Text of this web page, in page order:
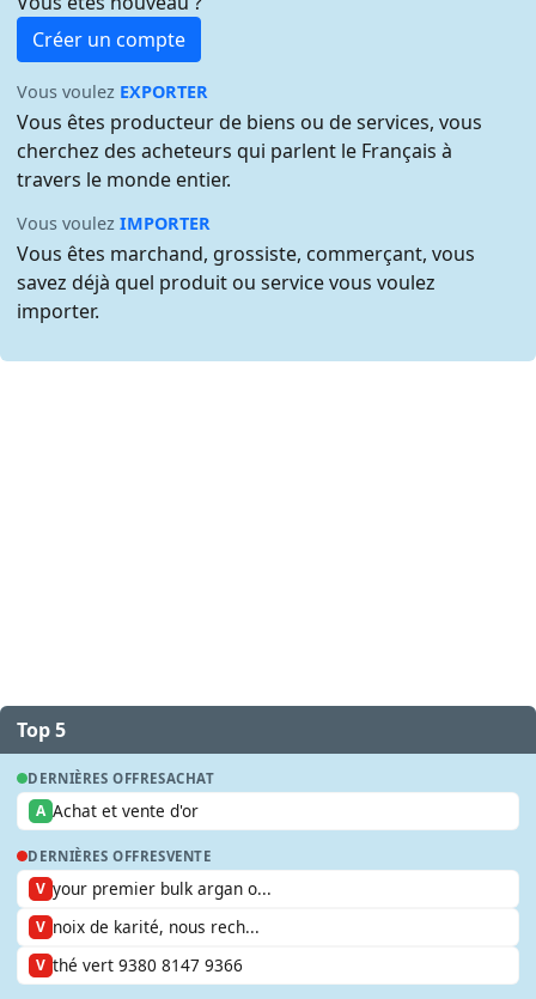
Créer un compte
Vous voulez EXPORTER
Vous êtes producteur de biens ou de services, vous
cherchez des acheteurs qui parlent le Français à
travers le monde entier.
Vous voulezIMPORTER
Vous êtes marchand, grossiste, commerçant, vous
savez déjà quel produit ou service vous voulez
importer.
Top 5
DERNIÈRES OFFRESACHAT
A Achat et vente d'or
DERNIÈRES OFFRESVENTE
V your premier bulk argan o...
V noix de karité, nous rech...
V thé vert 9380 8147 9366